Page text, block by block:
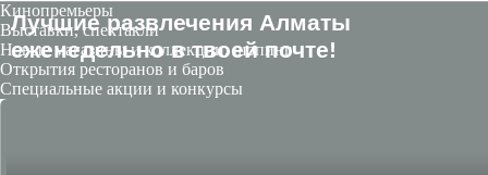
Лучшие развлечения Алматы
eженедельно в твоей почте!
Кинопремьеры
Выставки, спектакли
Новые магазины и коллекции, шопинг
Открытия ресторанов и баров
Специальные акции и конкурсы